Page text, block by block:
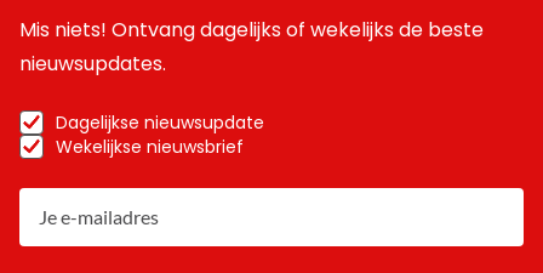
Mis niets! Ontvang dagelijks of wekelijks de beste
nieuwsupdates.
Dagelijkse nieuwsupdate
Wekelijkse nieuwsbrief